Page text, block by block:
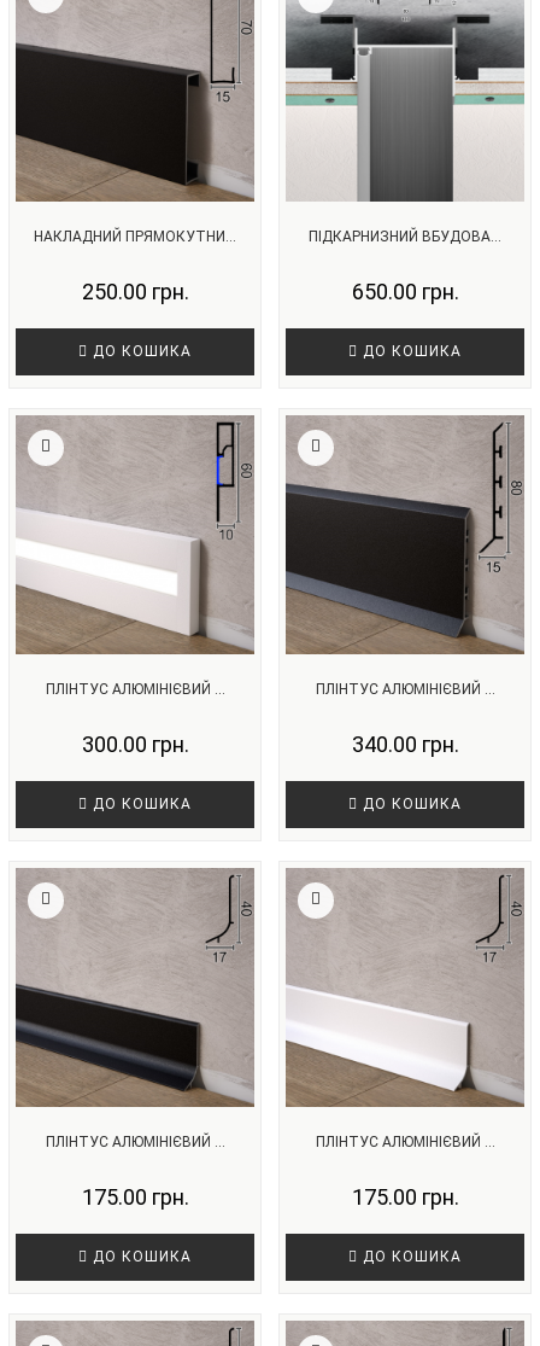
НАКЛАДНИЙ ПРЯМОКУТНИ...
250.00 грн.
ДО КОШИКА
ПІДКАРНИЗНИЙ ВБУДОВА...
650.00 грн.
ДО КОШИКА
ПЛІНТУС АЛЮМІНІЄВИЙ ...
300.00 грн.
ДО КОШИКА
ПЛІНТУС АЛЮМІНІЄВИЙ ...
340.00 грн.
ДО КОШИКА
ПЛІНТУС АЛЮМІНІЄВИЙ ...
175.00 грн.
ДО КОШИКА
ПЛІНТУС АЛЮМІНІЄВИЙ ...
175.00 грн.
ДО КОШИКА